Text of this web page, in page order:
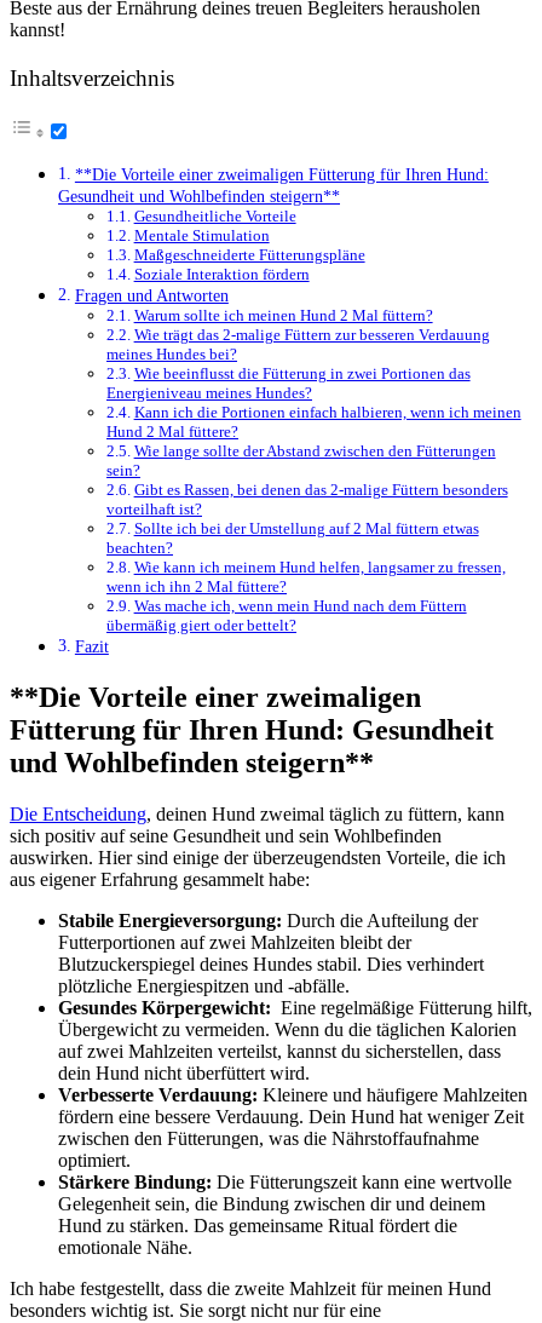
Beste aus der Ernährung deines treuen Begleiters herausholen
kannst!
Inhaltsverzeichnis
**Die ‍Vorteile einer⁢ zweimaligen Fütterung für Ihren Hund:
Gesundheit und⁣ Wohlbefinden steigern**
Gesundheitliche Vorteile
Mentale ​Stimulation
Maßgeschneiderte Fütterungspläne
Soziale Interaktion fördern
Fragen und Antworten
Warum ‍sollte ich meinen ⁣Hund 2 Mal füttern?
Wie trägt das 2-malige Füttern zur besseren Verdauung
⁢meines‍ Hundes ⁣bei?
Wie beeinflusst die Fütterung in ⁤zwei Portionen das
⁣Energieniveau meines Hundes?
Kann ich ⁣die Portionen einfach halbieren, wenn ich meinen
Hund 2 Mal‍ füttere?
Wie lange sollte der Abstand ‌zwischen ‍den Fütterungen
sein?
Gibt es ⁣Rassen, bei ‌denen das ⁢2-malige Füttern besonders
vorteilhaft ist?
Sollte ⁢ich ‍bei der Umstellung auf 2 Mal füttern etwas
beachten?
Wie kann ich meinem Hund helfen, ​langsamer zu fressen,‌
wenn ich ⁣ihn 2‍ Mal ​füttere?
Was ⁤mache ich, wenn mein ‍Hund​ nach⁢ dem Füttern
übermäßig giert oder bettelt?
Fazit
**Die ‍Vorteile einer⁢ zweimaligen
Fütterung für Ihren Hund: Gesundheit
und⁣ Wohlbefinden steigern**
Die Entscheidung, deinen Hund ‌zweimal täglich zu füttern, kann
‍sich positiv⁣ auf ⁢seine Gesundheit und ⁣sein Wohlbefinden
auswirken. Hier ‌sind einige der überzeugendsten Vorteile, die ich
aus eigener ⁣Erfahrung ⁢gesammelt habe:
Stabile Energieversorgung: Durch die ​Aufteilung ​der
Futterportionen auf zwei Mahlzeiten bleibt⁢ der
Blutzuckerspiegel ⁣deines Hundes⁤ stabil. Dies verhindert
plötzliche Energiespitzen und -abfälle.
Gesundes Körpergewicht: ‌ Eine regelmäßige Fütterung hilft,
Übergewicht zu⁢ vermeiden. Wenn du‍ die ⁤täglichen ‍Kalorien
auf zwei Mahlzeiten ⁣verteilst, kannst du sicherstellen, dass
dein Hund⁣ nicht überfüttert wird.
Verbesserte⁢ Verdauung: Kleinere und häufigere Mahlzeiten​
fördern eine bessere Verdauung. Dein Hund hat weniger Zeit⁢
zwischen den Fütterungen, ⁣was die ‍Nährstoffaufnahme
optimiert.
Stärkere Bindung: Die Fütterungszeit kann eine wertvolle
Gelegenheit sein, ⁢die ⁢Bindung zwischen dir und deinem
Hund zu stärken.⁤ Das gemeinsame Ritual fördert die
emotionale Nähe.
Ich habe festgestellt, ‍dass die zweite Mahlzeit für meinen Hund​
besonders wichtig ist. Sie sorgt‌ nicht nur ⁤für ​eine